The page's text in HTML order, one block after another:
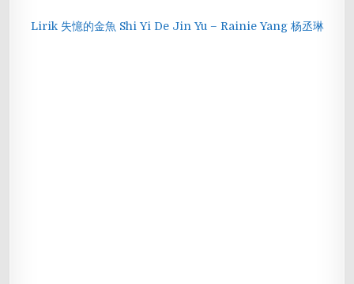
Lirik 失憶的金魚 Shi Yi De Jin Yu – Rainie Yang 杨丞琳